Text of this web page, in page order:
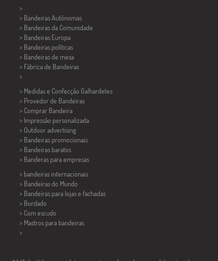
>
> Bandeiras Autônomas
> Bandeiras da Comunidade
> Bandeiras Europa
> Bandeiras políticas
> Bandeiras de mesa
> Fábrica de Bandeiras
>
> Medidas e Confecção Galhardetes
> Provedor de Bandeiras
> Comprar Bandeira
> Impressão personalizada
> Outdoor advertising
> Bandeiras promocionais
> Bandeiras baratos
> Banderas para empresas
> bandeiras internacionais
> Bandeiras do Mundo
> Bandeiras para lojas e fachadas
> Bordado
> Com escudo
> Mastros para bandeiras
>